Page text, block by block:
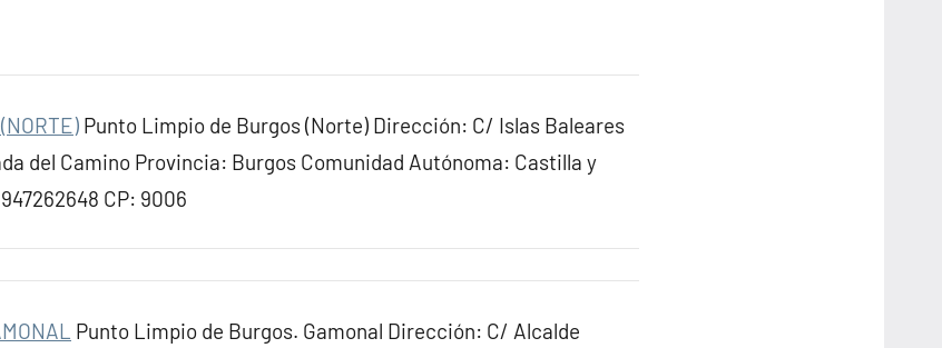
Punto Limpio de Burgos (Norte) Dirección: C/ Islas Baleares
del Camino Provincia: Burgos Comunidad Autónoma: Castilla y
CP: 9006
Punto Limpio de Burgos. Gamonal Dirección: C/ Alcalde